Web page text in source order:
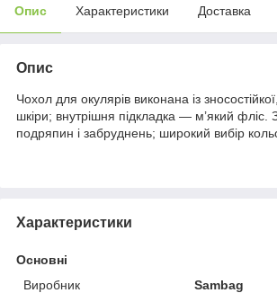
Опис Характеристики Доставка
Опис
Чохол для окулярів виконана із
шкіри; внутрішня підкладка — м’який фліс.
подряпин і забруднень; широкий вибір
Характеристики
Основні
Виробник
Sambag